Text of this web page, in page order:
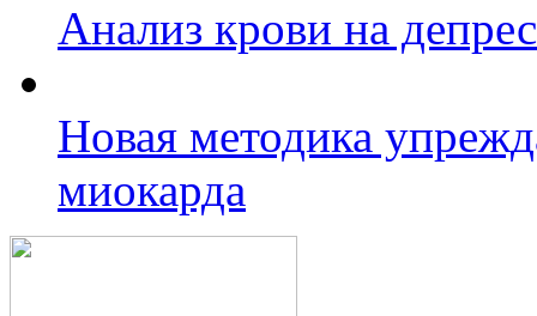
Анализ крови на
Новая методика
миокарда